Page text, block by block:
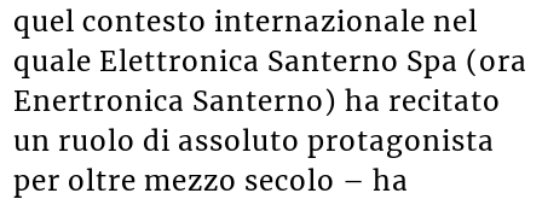
quel contesto internazionale nel
quale Elettronica Santerno Spa (ora
Enertronica Santerno) ha recitato
un ruolo di assoluto protagonista
per oltre mezzo secolo – ha